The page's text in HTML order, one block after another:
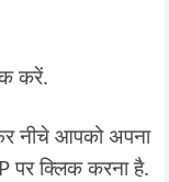
करें.
नीचे आपको अपना
पर क्लिक करना है.